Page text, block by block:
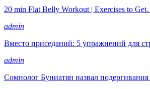
20 min Flat Belly Workout | Exercises to
admin
Вместо приседаний: 5 упражнений для
admin
Сомнолог Буниатян назвал